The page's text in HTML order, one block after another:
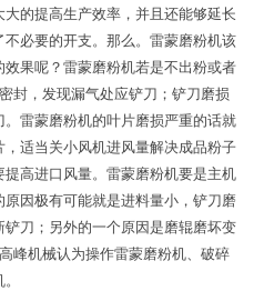
的提高生产效率，并且还能够延长
必要的开支。那么。雷蒙磨粉机该
果呢？雷蒙磨粉机若是不出粉或者
封，发现漏气处应铲刀；铲刀磨损
雷蒙磨粉机的叶片磨损严重的话就
适当关小风机进风量解决成品粉子
高进口风量。雷蒙磨粉机要是主机
因极有可能就是进料量小，铲刀磨
刀；另外的一个原因是磨辊磨坏变
峰机械认为操作雷蒙磨粉机、破碎